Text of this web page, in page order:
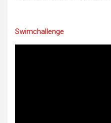
Swimchallenge